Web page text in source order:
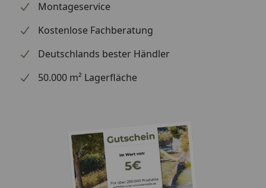
Aluminium Schwarz
Leichtbeton in Farbe Lava
Montageservice
Kostenlose Fachberatung
Deutschlands bester Händler
50.000 m² Lagerfläche